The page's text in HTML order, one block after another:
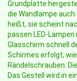
Grundplatte
die Wandlampe
heißt, sie scheint
passen LED-Lampen
Glasschirm schnell
Schirmes erfolgt,
Rändelschrauben.
Das Gestell wird in